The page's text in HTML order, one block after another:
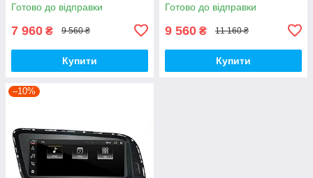
Готово до відправки
7 960 ₴ 9 560 ₴
Купити
Готово до відправки
9 560 ₴ 11 160 ₴
Купити
–10%